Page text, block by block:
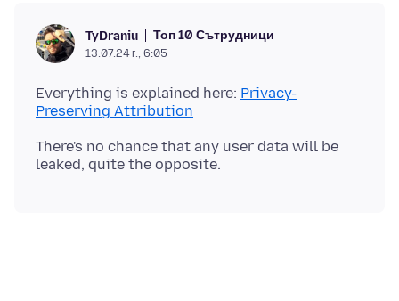
TyDraniu Топ 10 Сътрудници
13.07.24 г., 6:05
Everything is explained here: Privacy-
Preserving Attribution
There's no chance that any user data will be